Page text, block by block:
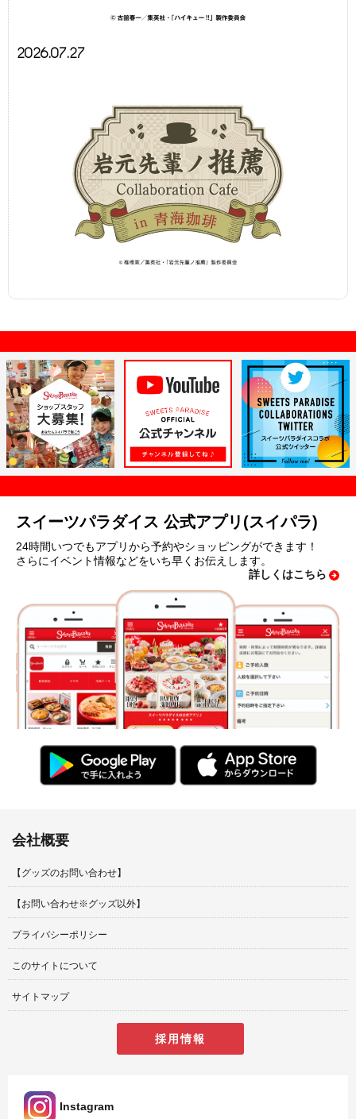
2026.07.27
スイーツパラダイス 公式アプリ(スイパラ)
24時間いつでもアプリから予約やショッピングができます！
さらにイベント情報などをいち早くお伝えします。
詳しくはこちら
会社概要
【グッズのお問い合わせ】
【お問い合わせ※グッズ以外】
プライバシーポリシー
このサイトについて
サイトマップ
採用情報
Instagram